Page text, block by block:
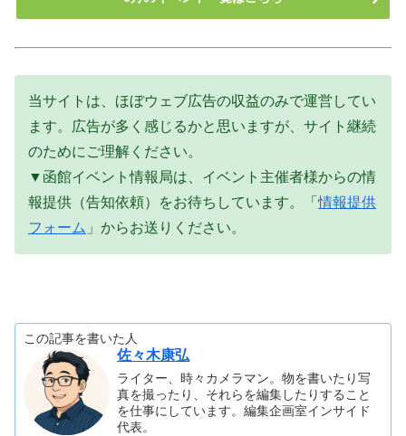
当サイトは、ほぼウェブ広告の収益のみで運営してい
ます。広告が多く感じるかと思いますが、サイト継続
のためにご理解ください。
▼函館イベント情報局は、イベント主催者様からの情
報提供（告知依頼）をお待ちしています。「情報提供
フォーム 」からお送りください。
この記事を書いた人
佐々木康弘
ライター、時々カメラマン。物を書いたり写
真を撮ったり、それらを編集したりすること
を仕事にしています。編集企画室インサイド
代表。